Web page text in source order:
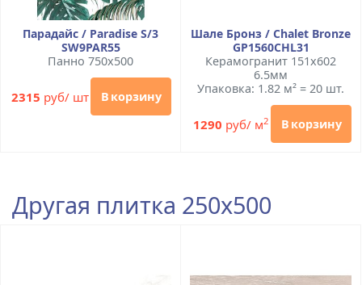
Парадайс / Paradise S/3
SW9PAR55
Панно 750x500
2315 руб/ шт В корзину
Шале Бронз / Chalet Bronze
GP1560CHL31
Керамогранит 151x602
6.5мм
Упаковка: 1.82 м² = 20 шт.
1290 руб/ м2 В корзину
Другая плитка 250x500